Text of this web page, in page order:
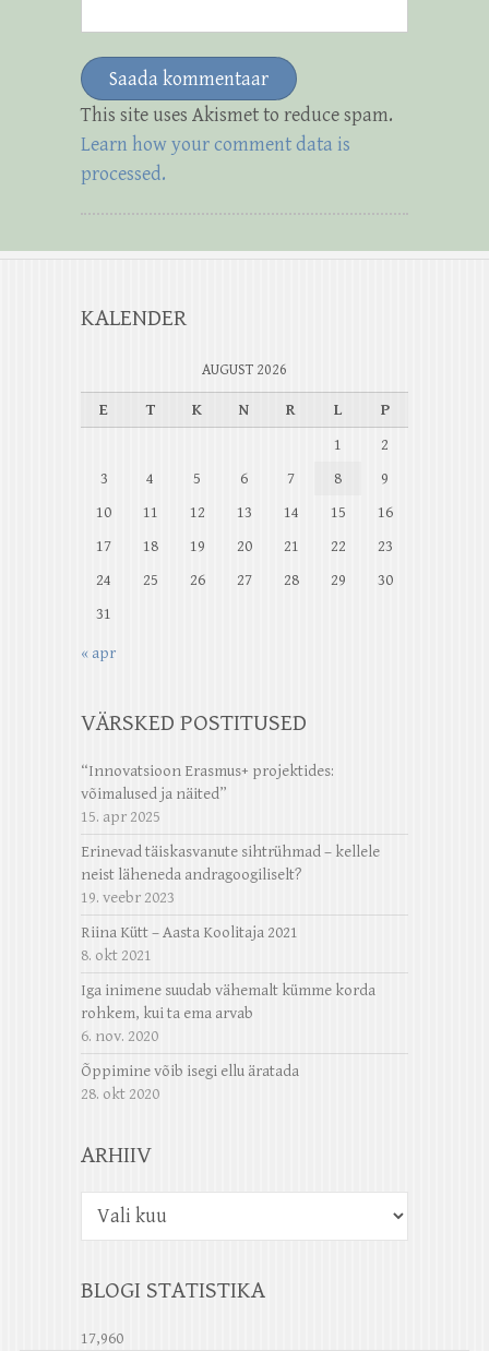
This site uses Akismet to reduce spam.
Learn how your comment data is
processed.
KALENDER
AUGUST 2026
E T K N R L
P
1
2
3
4 5 6 7 8
9
10
11 12 13 14 15
16
17
18 19 20 21 22
23
24
25 26 27 28 29
30
31
« apr
VÄRSKED POSTITUSED
“Innovatsioon Erasmus+ projektides:
võimalused ja näited”
15. apr 2025
Erinevad täiskasvanute sihtrühmad – kellele
neist läheneda andragoogiliselt?
19. veebr 2023
Riina Kütt – Aasta Koolitaja 2021
8. okt 2021
Iga inimene suudab vähemalt kümme korda
rohkem, kui ta ema arvab
6. nov. 2020
Õppimine võib isegi ellu äratada
28. okt 2020
ARHIIV
BLOGI STATISTIKA
17,960